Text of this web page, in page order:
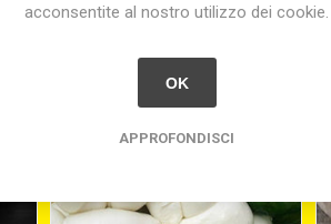
acconsentite al nostro utilizzo dei cookie.
OK
APPROFONDISCI